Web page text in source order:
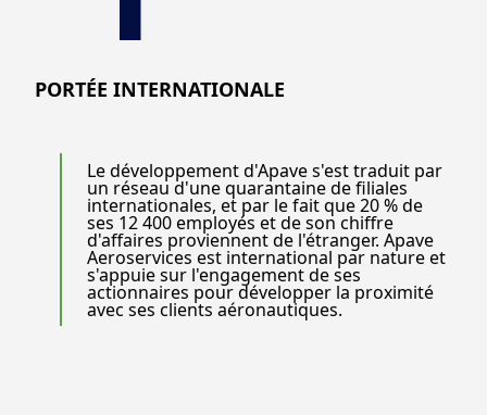
PORTÉE INTERNATIONALE
Le développement d'Apave s'est traduit par
un réseau d'une quarantaine de filiales
internationales, et par le fait que 20 % de
ses 12 400 employés et de son chiffre
d'affaires proviennent de l'étranger. Apave
Aeroservices est international par nature et
s'appuie sur l'engagement de ses
actionnaires pour développer la proximité
avec ses clients aéronautiques.